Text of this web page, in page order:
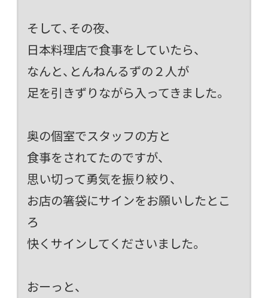
そして、その夜、
日本料理店で食事をしていたら、
なんと、とんねんるずの２人が
足を引きずりながら入ってきました。
奥の個室でスタッフの方と
食事をされてたのですが、
思い切って勇気を振り絞り、
お店の箸袋にサインをお願いしたとこ
ろ
快くサインしてくださいました。
おーっと、